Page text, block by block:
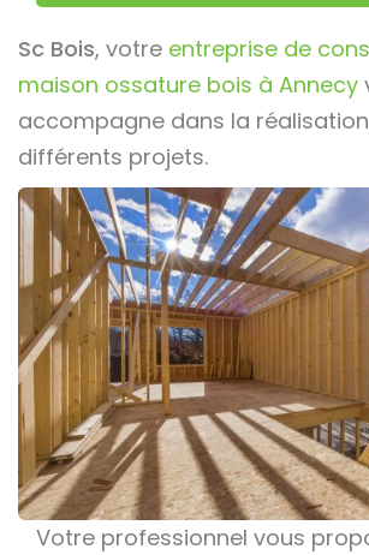
Sc Bois, votre entreprise de
maison ossature bois à Annecy
accompagne dans la
différents projets.
Votre professionnel vous